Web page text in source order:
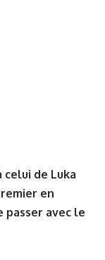
de Luka
en
avec le